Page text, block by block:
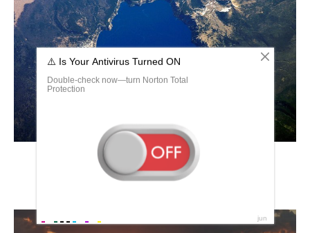
Великие африканские озёра Виктория